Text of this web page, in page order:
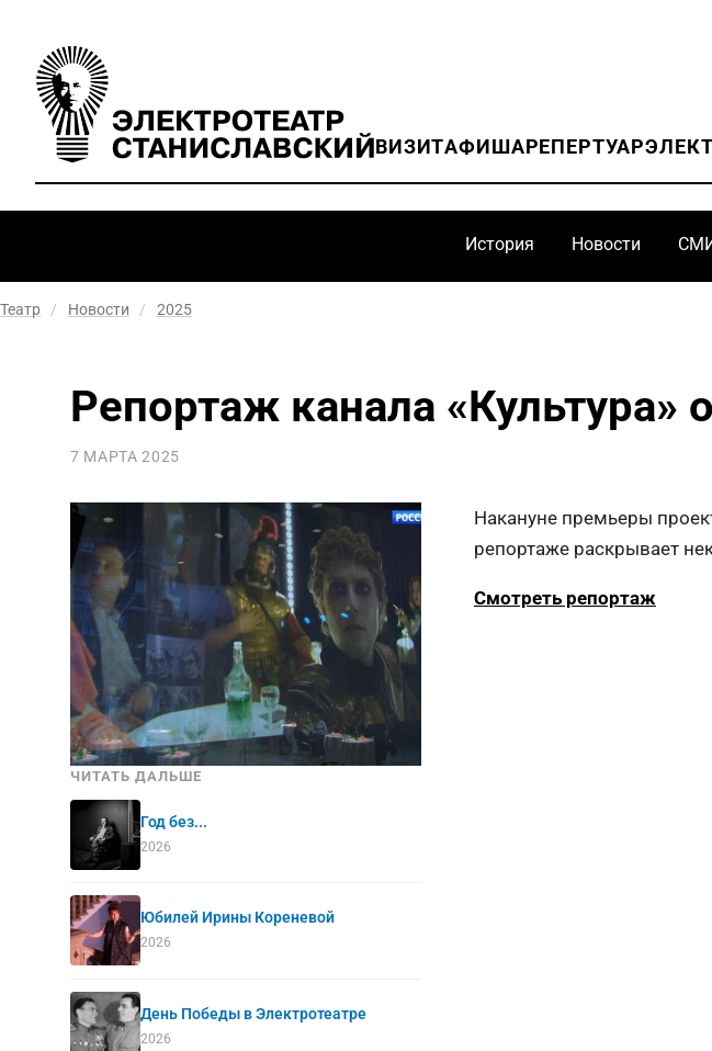
ВИЗИТАФИШАРЕПЕРТУАР
История Новости
Театр / Новости / 2025
Репортаж канала «Культура»
7 МАРТА 2025
ЧИТАТЬ ДАЛЬШЕ
Год без...
2026
Юбилей Ирины Кореневой
2026
День Победы в Электротеатре
2026
Накануне премьеры
репортаже раскрывает
Смотреть репортаж